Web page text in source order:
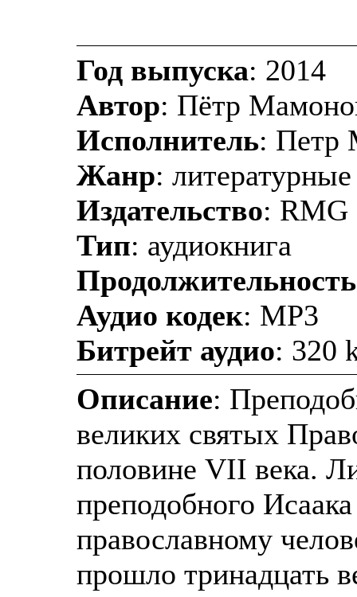
Год выпуска: 2014
Автор: Пётр
Исполнитель: Петр
Жанр:
Издательство: RMG
Тип: аудиокнига
Продолжительность
Аудио кодек: MP3
Битрейт аудио: 320
Описание:
великих святых
половине VII века.
преподобного
православному
прошло тринадцать